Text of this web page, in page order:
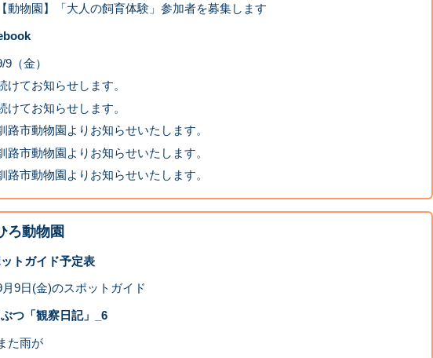
【動物園】「大人の飼育体験」参加者を募集します
9（金）
けてお知らせします。
けてお知らせします。
路市動物園よりお知らせいたします。
路市動物園よりお知らせいたします。
路市動物園よりお知らせいたします。
ろ動物園
トガイド予定表
月9日(金)のスポットガイド
つ「観察日記」_6
た雨が